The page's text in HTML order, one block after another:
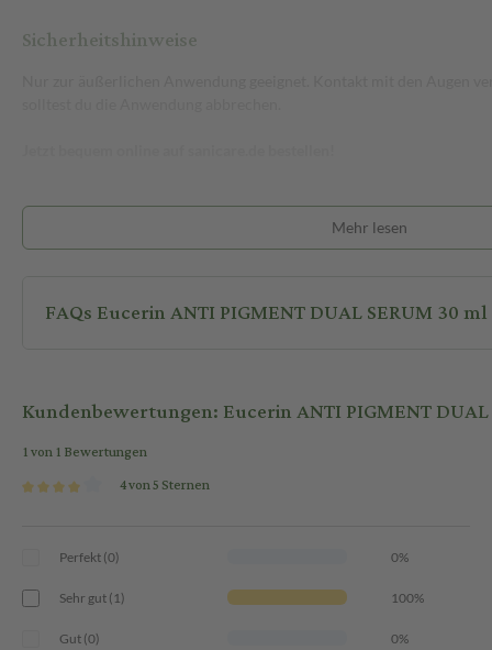
Sicherheitshinweise
Mehr lesen
FAQs Eucerin ANTI PIGMENT DUAL SERUM 30
Kundenbewertungen: Eucerin ANTI PIGMENT
1 von 1 Bewertungen
4 von 5 Sternen
Perfekt (0) 0%
Sehr gut (1) 100%
Gut (0) 0%